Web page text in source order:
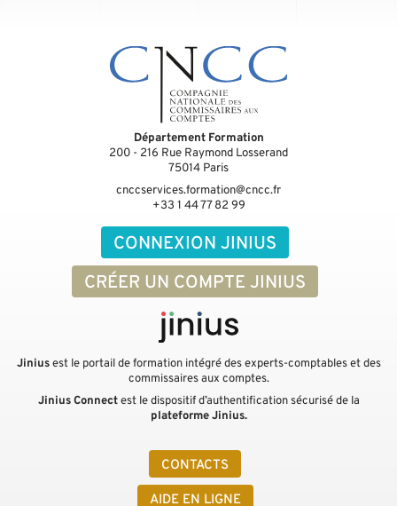
CONNEXION JINIUS
CRÉER UN COMPTE JINIUS
CONTACTS
AIDE EN LIGNE
Département Formation
200 - 216 Rue Raymond Losserand
75014 Paris
cnccservices.formation@cncc.fr
+33 1 44 77 82 99
Jiniusest le portail de formation intégré des experts-comptables et des
commissaires aux comptes.
Jinius Connectest le dispositif d’authentification sécurisé de la
plateforme Jinius.